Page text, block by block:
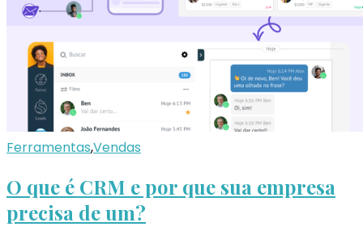
Ferramentas,Vendas
O que é CRM e por que sua empresa
precisa de um?